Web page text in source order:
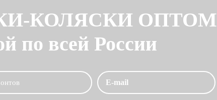
КОЛЯСКИ ОПТОМ
по всей России